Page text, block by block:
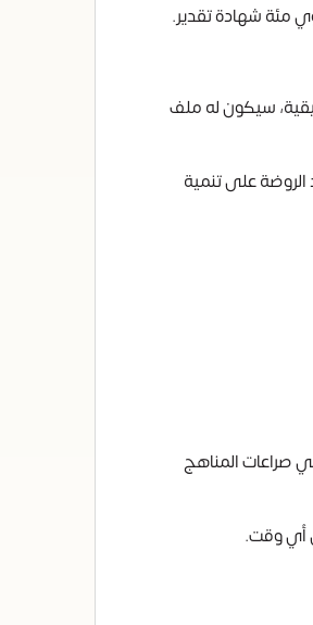
مئة شهادة تقدير.
سيكون له ملف
على تنمية
في صراعات المناهج
أي وقت.